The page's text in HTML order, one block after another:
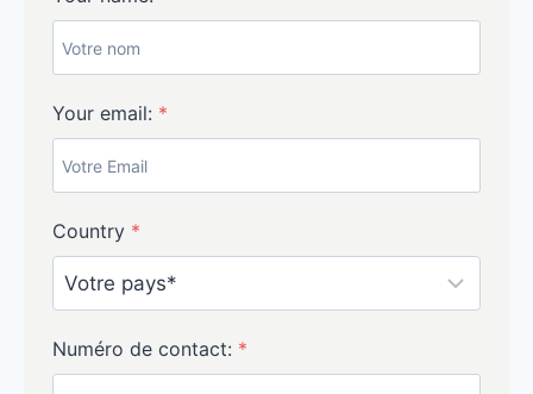
Your email: *
Country *
Numéro de contact: *